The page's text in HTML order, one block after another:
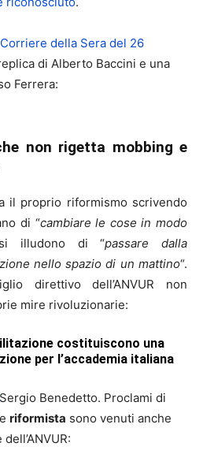
Corriere della Sera del 26
di Alberto Baccini e una
Ferrera:
non rigetta mobbing e
il proprio riformismo scrivendo
di “cambiare le cose in modo
illudono di “passare dalla
nello spazio di un mattino“.
direttivo dell’ANVUR non
mire rivoluzionarie:
costituiscono una
per l’accademia italiana
Sergio Benedetto. Proclami di
riformista sono venuti anche